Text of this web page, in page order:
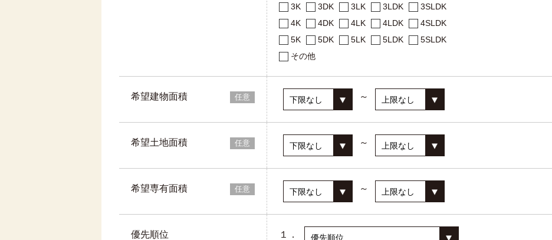
3K
3DK 3LK 3LDK
3SLDK
4K
4DK 4LK 4LDK
4SLDK
5K
5DK 5LK 5LDK
5SLDK
その他
希望建物面積 任意 ～
希望土地面積 任意 ～
希望専有面積 任意 ～
優先順位 １．